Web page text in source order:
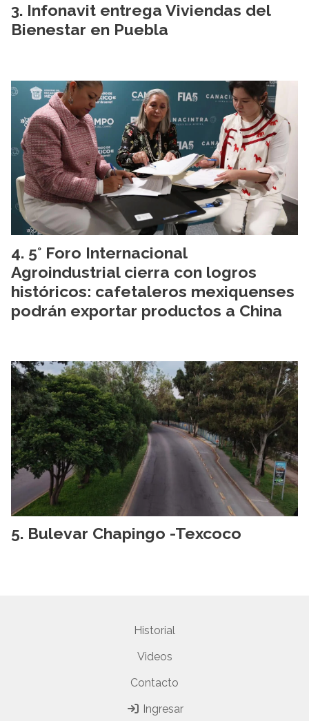
Infonavit entrega Viviendas del
Bienestar en Puebla
5° Foro Internacional
Agroindustrial cierra con logros
históricos: cafetaleros mexiquenses
podrán exportar productos a China
Bulevar Chapingo -Texcoco
Historial
Videos
Contacto
Ingresar